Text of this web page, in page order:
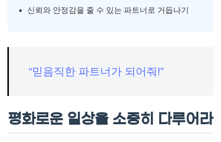
신뢰와 안정감을 줄 수 있는 파트너로 거듭나기
“믿음직한 파트너가 되어줘!”
평화로운 일상을 소중히 다루어라